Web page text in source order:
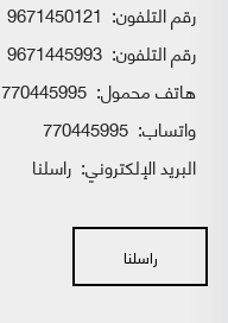
رقم التلفون: 9671450121
رقم التلفون: 9671445993
هاتف محمول: 770445995
واتساب:
البريد الإلكتروني: راسلنا
راسلنا